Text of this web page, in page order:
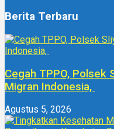
Berita Terbaru
Cegah TPPO, Polsek
Migran Indonesia,
Agustus 5, 2026